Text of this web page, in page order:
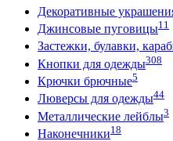
Декоративные
Джинсовые пуговицы11
Застежки, булавки,
Кнопки для одежды308
Крючки брючные5
Люверсы для одежды44
Металлические лейблы3
Наконечники18